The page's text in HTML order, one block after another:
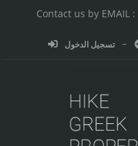
تسجيل الدخول